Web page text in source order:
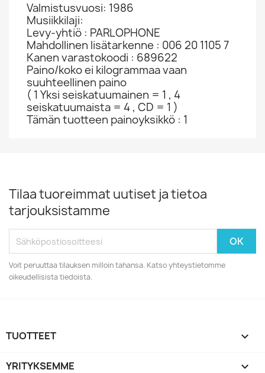
Valmistusvuosi: 1986
Musiikkilaji:
Levy-yhtiö : PARLOPHONE
Mahdollinen lisätarkenne : 006 20 1105 7
Kanen varastokoodi : 689622
Paino/koko ei kilogrammaa vaan
suuhteellinen paino
( 1 Yksi seiskatuumainen = 1 , 4
seiskatuumaista = 4 , CD = 1 )
Tämän tuotteen painoyksikkö : 1
Tilaa tuoreimmat uutiset ja tietoa
tarjouksistamme
Voit peruuttaa tilauksen milloin tahansa. Katso yhteystietomme
oikeudellisista tiedoista.
TUOTTEET 
YRITYKSEMME 